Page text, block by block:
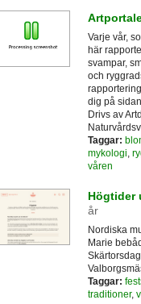
Varje vår,
här
svampar,
och
dig på
Drivs av
Taggar:
mykologi,
våren
Högtider
år
Nordiska
Marie
Taggar:
traditioner,